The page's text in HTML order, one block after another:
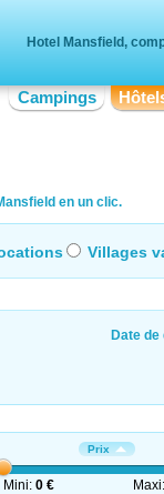
Hotel Mansfield,
Campings
en un clic.
Villages
Date
Prix
Mini:0 € Maxi: